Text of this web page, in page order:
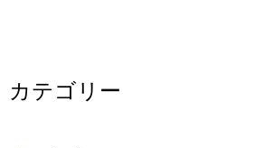
カテゴリー